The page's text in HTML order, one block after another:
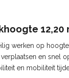
12,20
werken op
en snel
en mobiliteit